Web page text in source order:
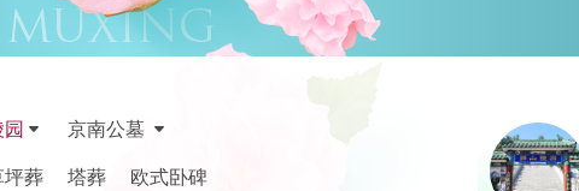
园
京南公墓
坪葬 塔葬
欧式卧碑